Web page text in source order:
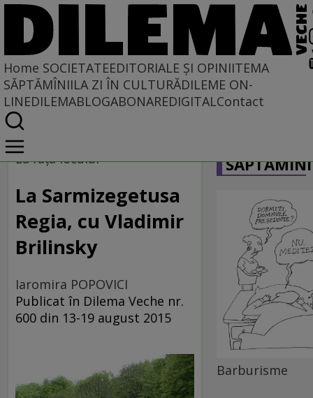
Home SOCIETATEEDITORIALE ȘI OPINIITEMA
SĂPTĂMÎNIILA ZI ÎN CULTURĂDILEME ON-
LINEDILEMABLOGABONAREDIGITALContact
Home
Societate
La faţa locului
La Sarmizegetusa
Regia, cu Vladimir
Brilinsky
Iaromira POPOVICI
Publicat în Dilema Veche nr.
600 din 13-19 august 2015
Barburisme